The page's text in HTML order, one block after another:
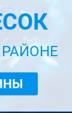
РАЙОНЕ